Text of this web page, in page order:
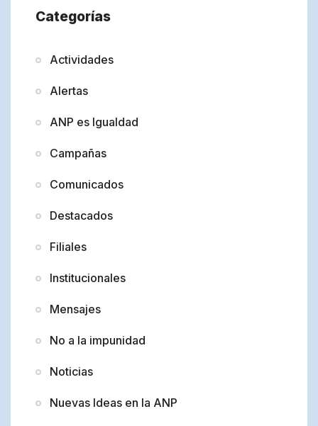
Categorías
Actividades
Alertas
ANP es Igualdad
Campañas
Comunicados
Destacados
Filiales
Institucionales
Mensajes
No a la impunidad
Noticias
Nuevas Ideas en la ANP